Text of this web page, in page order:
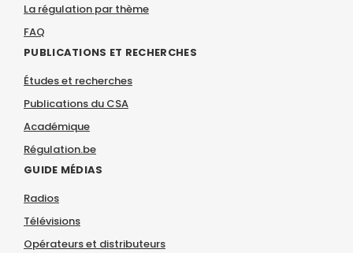
La régulation par thème
FAQ
PUBLICATIONS ET RECHERCHES
Études et recherches
Publications du CSA
Académique
Régulation.be
GUIDE MÉDIAS
Radios
Télévisions
Opérateurs et distributeurs